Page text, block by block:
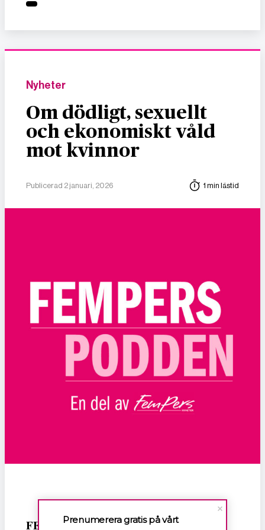
Nyheter
Om dödligt, sexuellt
och ekonomiskt våld
mot kvinnor
Publicerad 2 januari, 2026 1 min lästid
FEMPERSPODDEN: I årets första podd
Prenumerera gratis på vårt